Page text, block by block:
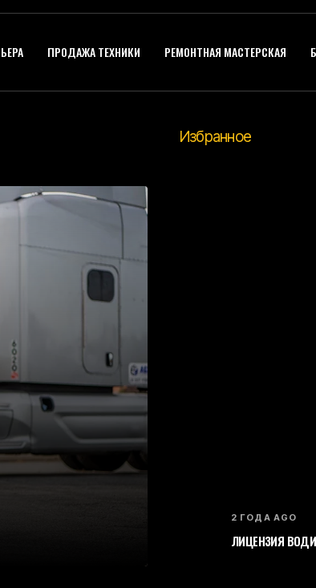
ПРОДАЖА ТЕХНИКИ РЕМОНТНАЯ МАСТЕРСКАЯ
Избранное
2 ГОДА AGO
ЛИЦЕНЗИЯ